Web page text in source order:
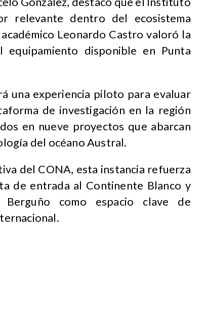
relevante dentro del ecosistema
Leonardo Castro valoró la
disponible en Punta
una experiencia piloto para evaluar
de investigación en la región
en nueve proyectos que abarcan
del océano Austral.
del CONA, esta instancia refuerza
de entrada al Continente Blanco y
como espacio clave de